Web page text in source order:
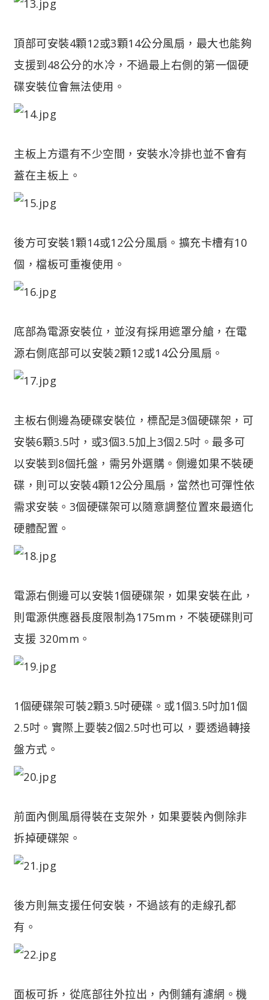
頂部可安裝4顆12或3顆14公分風扇，最大也能夠
支援到48公分的水冷，不過最上右側的第一個硬
碟安裝位會無法使用。
主板上方還有不少空間，安裝水冷排也並不會有
蓋在主板上。
後方可安裝1顆14或12公分風扇。擴充卡槽有10
個，檔板可重複使用。
底部為電源安裝位，並沒有採用遮罩分艙，在電
源右側底部可以安裝2顆12或14公分風扇。
主板右側邊為硬碟安裝位，標配是3個硬碟架，可
安裝6顆3.5吋，或3個3.5加上3個2.5吋。最多可
以安裝到8個托盤，需另外選購。側邊如果不裝硬
碟，則可以安裝4顆12公分風扇，當然也可彈性依
需求安裝。3個硬碟架可以隨意調整位置來最適化
硬體配置。
電源右側邊可以安裝1個硬碟架，如果安裝在此，
則電源供應器長度限制為175mm，不裝硬碟則可
支援 320mm。
1個硬碟架可裝2顆3.5吋硬碟。或1個3.5吋加1個
2.5吋。實際上要裝2個2.5吋也可以，要透過轉接
盤方式。
前面內側風扇得裝在支架外，如果要裝內側除非
拆掉硬碟架。
後方則無支援任何安裝，不過該有的走線孔都
有。
面板可拆，從底部往外拉出，內側鋪有濾網。機